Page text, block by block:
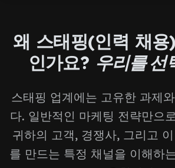
왜 스태핑(인력 채
인가요? 우리를 선
스태핑 업계에는 고유한 과제
다. 일반적인 마케팅 전략만으
귀하의 고객, 경쟁사, 그리고
를 만드는 특정 채널을 이해하